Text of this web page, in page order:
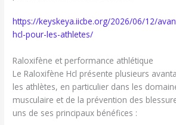
https://keyskeya.iicbe.org/2026/06/12/
hcl-pour-les-athletes/
Raloxifène et performance athlétique
Le Raloxifène Hcl présente plusieurs
les athlètes, en particulier dans les
musculaire et de la prévention des
uns de ses principaux bénéfices :